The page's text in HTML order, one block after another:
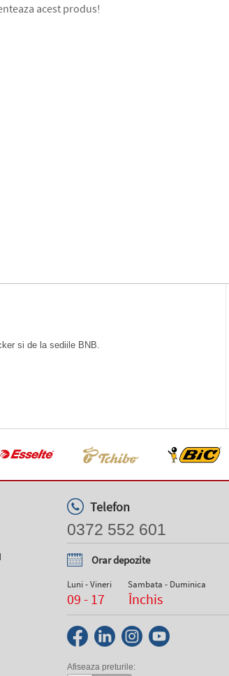
acest produs!
si de la sediile BNB.
Telefon
0372 552 601
Orar depozite
Luni - Vineri
09 - 17
Sambata - Duminica
Închis
Afiseaza preturile: